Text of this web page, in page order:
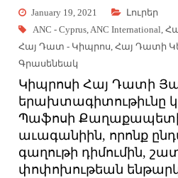
January 19, 2021
Լուրեր
ANC - Cyprus ANC International ,
Հայ Դատ - Կիպրոս ,Հայ Դատի
Գրասենեակ
Կիպրոսի Հայ Դատի
երախտագիտութիւնը
Պաֆոսի
աւագանիին, որոնք
գաղութի դիմումին,
փոփոխութեան